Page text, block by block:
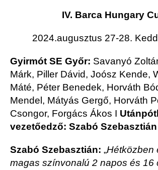
IV. Barca Hungary
2024.augusztus 27-28.
Gyirmót SE Győr: Savanyó
Márk, Piller Dávid, Joósz Kende,
Máté, Péter Benedek, Horváth
Mendel, Mátyás Gergő, Horváth
Csongor, Forgács Ákos I
vezetőedző: Szabó Szebasztián
Szabó Szebasztián: „Hétközben
magas színvonalú 2 napos és 16